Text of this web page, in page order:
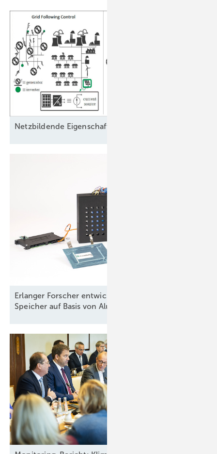
Ne tzbildende Eigenschaften als
Erlanger Forscher entwickeln anwendbaren
Speicher auf Basis von Aluminium und